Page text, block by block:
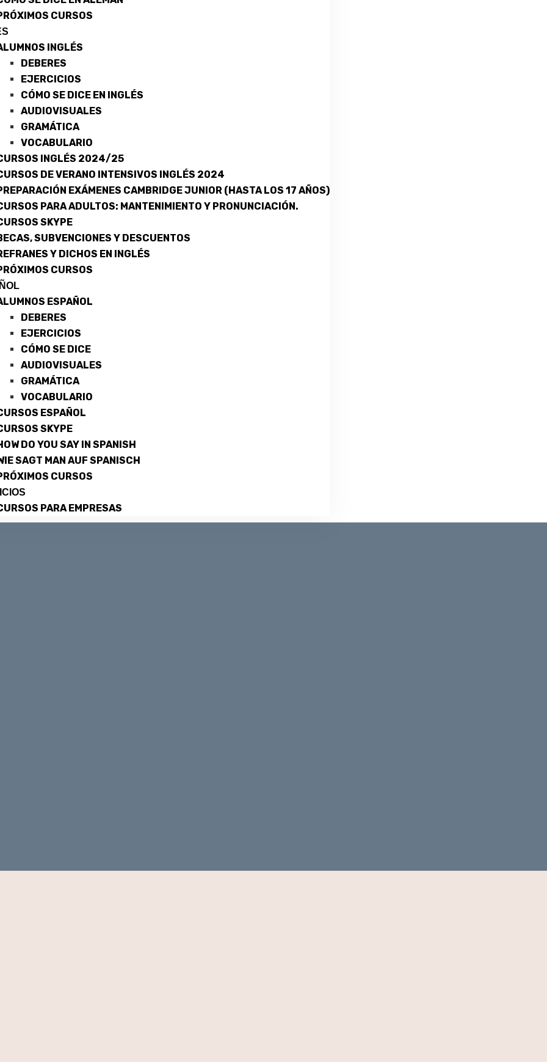
CURSOS
INGLÉS
DEBERES
EJERCICIOS
CÓMO SE DICE EN INGLÉS
AUDIOVISUALES
GRAMÁTICA
VOCABULARIO
INGLÉS 2024/25
DE VERANO INTENSIVOS INGLÉS 2024
EXÁMENES CAMBRIDGE JUNIOR (HASTA LOS 17 AÑOS)
PARA ADULTOS: MANTENIMIENTO Y PRONUNCIACIÓN.
SKYPE
SUBVENCIONES Y DESCUENTOS
Y DICHOS EN INGLÉS
CURSOS
ESPAÑOL
DEBERES
EJERCICIOS
CÓMO SE DICE
AUDIOVISUALES
GRAMÁTICA
VOCABULARIO
ESPAÑOL
SKYPE
DO YOU SAY IN SPANISH
SAGT MAN AUF SPANISCH
CURSOS
PARA EMPRESAS